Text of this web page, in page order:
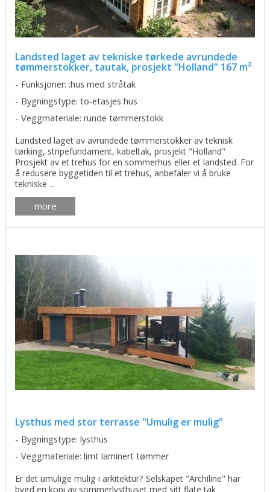
Landsted laget av tekniske tørkede avrundede
tømmerstokker, tautak, prosjekt "Holland" 167 m²
Funksjoner: :hus med stråtak
Bygningstype: to-etasjes hus
Veggmateriale: runde tømmerstokk
Landsted laget av avrundede tømmerstokker av teknisk
tørking, stripefundament, kabeltak, prosjekt "Holland"
Prosjekt av et trehus for en sommerhus eller et landsted. For
å redusere byggetiden til et trehus, anbefaler vi å bruke
tekniske ...
more
Lysthus med stor terrasse "Umulig er mulig"
Bygningstype: lysthus
Veggmateriale: limt laminert tømmer
Er det umulige mulig i arkitektur? Selskapet "Archiline" har
bygd en kopi av sommerlysthuset med sitt flate tak